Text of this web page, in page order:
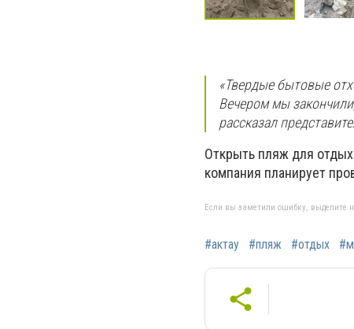
«Твердые бытовые
Вечером мы
рассказал
Открыть пляж для
компания планирует
Если вы заметили ошибку, выделите
#актау #пляж #отдых